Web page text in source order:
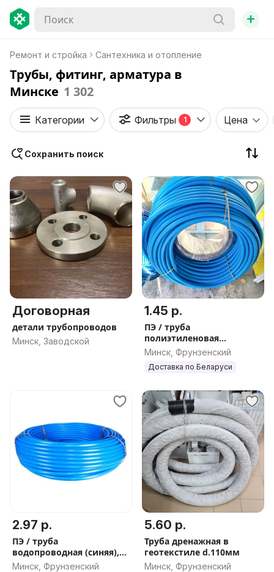
+
Ремонт и стройка Сантехника и отопление
Трубы, фитинг, арматура в
Минске 1 302
Категории Фильтры 1 Цена
Сохранить поиск
Договорная
детали трубопроводов
Минск, Заводской
1.45 р.
ПЭ / труба
полиэтиленовая
питьевая, РБ
Минск, Фрунзенский
Доставка по Беларуси
2.97 р.
ПЭ / труба
водопроводная (синяя),
Польша
Минск, Фрунзенский
5.60 р.
Труба дренажная в
геотекстиле d.110мм
Минск, Фрунзенский